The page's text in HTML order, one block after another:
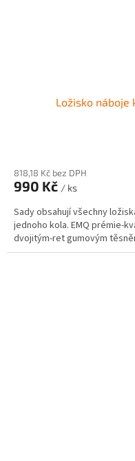
Ložisko náboje
818,18 Kč bez DPH
990 Kč / ks
Sady obsahují všechny
jednoho kola. EMQ prémie-
dvojitým-ret gumovým